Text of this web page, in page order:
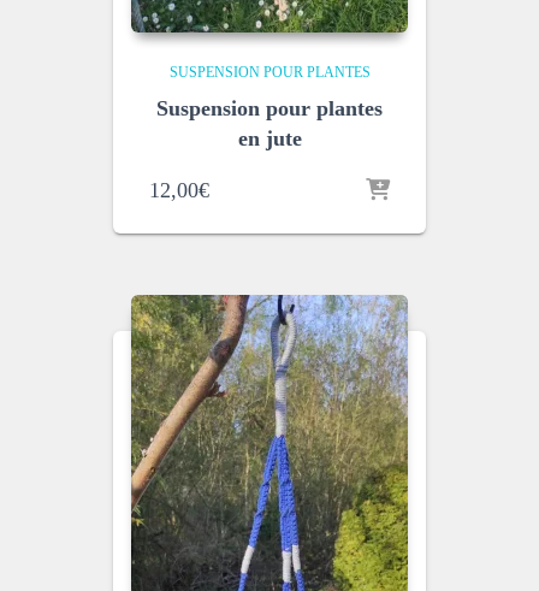
SUSPENSION POUR PLANTES
Suspension pour plantes
en jute
12,00€